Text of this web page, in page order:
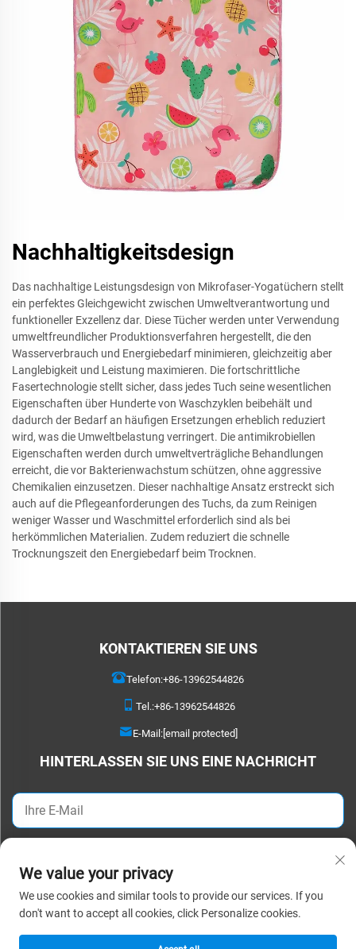
Nachhaltigkeitsdesign
Das nachhaltige Leistungsdesign von Mikrofaser-Yogatüchern stellt
ein perfektes Gleichgewicht zwischen Umweltverantwortung und
funktioneller Exzellenz dar. Diese Tücher werden unter Verwendung
umweltfreundlicher Produktionsverfahren hergestellt, die den
Wasserverbrauch und Energiebedarf minimieren, gleichzeitig aber
Langlebigkeit und Leistung maximieren. Die fortschrittliche
Fasertechnologie stellt sicher, dass jedes Tuch seine wesentlichen
Eigenschaften über Hunderte von Waschzyklen beibehält und
dadurch der Bedarf an häufigen Ersetzungen erheblich reduziert
wird, was die Umweltbelastung verringert. Die antimikrobiellen
Eigenschaften werden durch umweltverträgliche Behandlungen
erreicht, die vor Bakterienwachstum schützen, ohne aggressive
Chemikalien einzusetzen. Dieser nachhaltige Ansatz erstreckt sich
auch auf die Pflegeanforderungen des Tuchs, da zum Reinigen
weniger Wasser und Waschmittel erforderlich sind als bei
herkömmlichen Materialien. Zudem reduziert die schnelle
Trocknungszeit den Energiebedarf beim Trocknen.
KONTAKTIEREN SIE UNS
Telefon:+86-13962544826
Tel.:+86-13962544826
E-Mail: [email protected]
HINTERLASSEN SIE UNS EINE NACHRICHT
Urheberrecht © 2025 Suzhou Detao Textile Co., Ltd. Alle Rechte vorbehalten. |
Datenschutzrichtlinie
We value your privacy
We use cookies and similar tools to provide our services. If you
don't want to accept all cookies, click Personalize cookies.